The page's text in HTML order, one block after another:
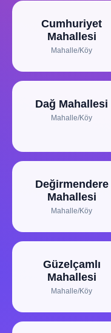
Cumhuriyet
Mahallesi
Mahalle/Köy
Dağ Mahallesi
Mahalle/Köy
Değirmendere
Mahallesi
Mahalle/Köy
Güzelçamlı
Mahallesi
Mahalle/Köy